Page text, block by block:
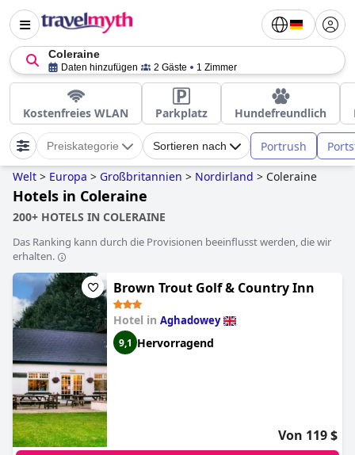
Coleraine
Daten hinzufügen 2 Gäste 1 Zimmer
Kostenfreies WLAN Parkplatz Hundefreundlich
Preiskategorie Sortieren nach Portrush
Welt > Europa > Großbritannien > Nordirland > Coleraine
Hotels in Coleraine
200+ HOTELS IN COLERAINE
Das Ranking kann durch die Provisionen beeinflusst werden, die wir
erhalten.
Brown Trout Golf & Country Inn
Hotel in Aghadowey
9,1 Hervorragend
Von 119 $